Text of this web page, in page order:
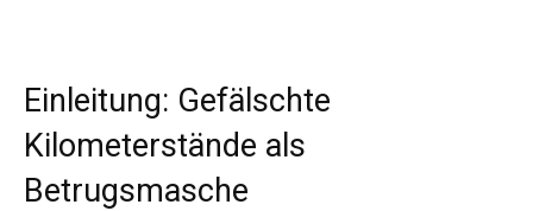
Einleitung: Gefälschte
Kilometerstände als
Betrugsmasche